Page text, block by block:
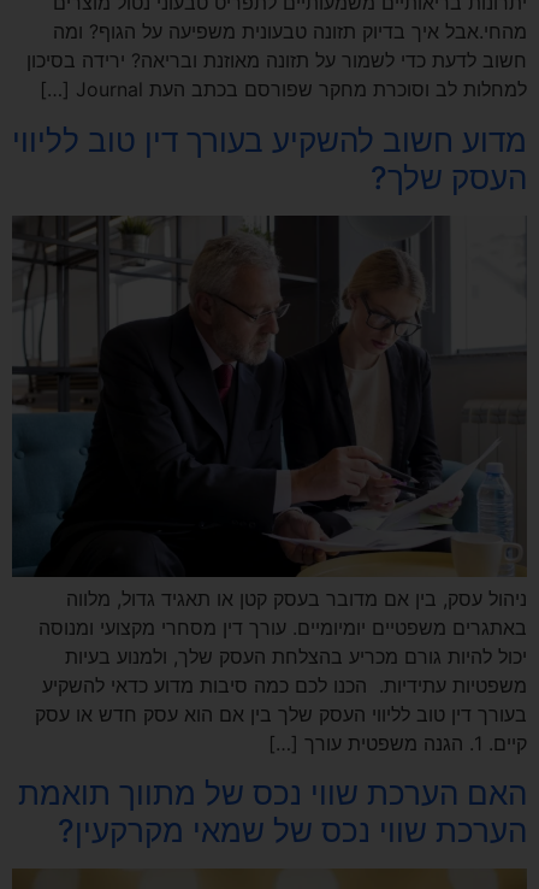
מהחי.אבל איך בדיוק תזונה טבעונית משפיעה על הגוף? ומה
חשוב לדעת כדי לשמור על תזונה מאוזנת ובריאה? ירידה בסיכון
למחלות לב וסוכרת מחקר שפורסם בכתב העת Journal […]
מדוע חשוב להשקיע בעורך דין טוב לליווי
העסק שלך?
ניהול עסק, בין אם מדובר בעסק קטן או תאגיד גדול, מלווה
באתגרים משפטיים יומיומיים. עורך דין מסחרי מקצועי ומנוסה
יכול להיות גורם מכריע בהצלחת העסק שלך, ולמנוע בעיות
משפטיות עתידיות. הכנו לכם כמה סיבות מדוע כדאי להשקיע
בעורך דין טוב לליווי העסק שלך בין אם הוא עסק חדש או עסק
קיים. 1. הגנה משפטית עורך […]
האם הערכת שווי נכס של מתווך תואמת
הערכת שווי נכס של שמאי מקרקעין?